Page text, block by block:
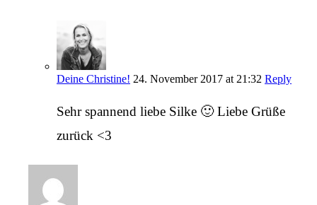
Deine Christine! 24. November 2017 at 21:32 Reply
Sehr spannend liebe Silke 🙂 Liebe Grüße
zurück <3